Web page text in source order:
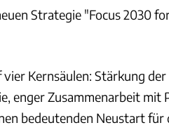
Strategie "Focus 2030
Kernsäulen: Stärkung
enger Zusammenarbeit mit
bedeutenden Neustart für